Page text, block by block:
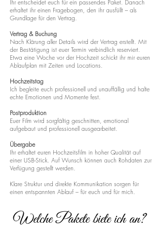
Ihr entscheidet euch für ein passendes Paket. Danach
erhaltet ihr einen Fragebogen, den ihr ausfüllt – als
Grundlage für den Vertrag.
Vertrag & Buchung
Nach Klärung aller Details wird der Vertrag erstellt. Mit
der Bestätigung ist euer Termin verbindlich reserviert.
Etwa eine Woche vor der Hochzeit schickt ihr mir euren
Ablaufplan mit Zeiten und Locations.
Hochzeitstag
Ich begleite euch professionell und unauffällig und halte
echte Emotionen und Momente fest.
Postproduktion
Euer Film wird sorgfältig geschnitten, emotional
aufgebaut und professionell ausgearbeitet.
Übergabe
Ihr erhaltet euren Hochzeitsfilm in hoher Qualität auf
einer USB-Stick. Auf Wunsch können auch Rohdaten zur
Verfügung gestellt werden.
Klare Struktur und direkte Kommunikation sorgen für
einen entspannten Ablauf – für euch und für mich.
Welche Pakete biete ich an?